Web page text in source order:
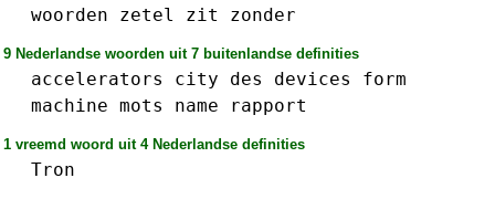
woorden
zetel zit zonder
9 Nederlandse woorden uit 7 buitenlandse definities
accelerators city des devices
form
machine mots name rapport
1 vreemd woord uit 4 Nederlandse definities
Tron